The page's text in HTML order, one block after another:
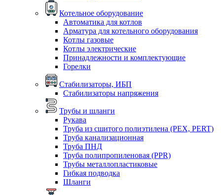
Котельное оборудование
Автоматика для котлов
Арматура для котельного оборудования
Котлы газовые
Котлы электрические
Принадлежности и комплектующие
Горелки
Стабилизаторы, ИБП
Стабилизаторы напряжения
Трубы и шланги
Рукава
Труба из сшитого полиэтилена (PEX, PERT)
Труба канализационная
Труба ПНД
Труба полипропиленовая (PPR)
Трубы металлопластиковые
Гибкая подводка
Шланги